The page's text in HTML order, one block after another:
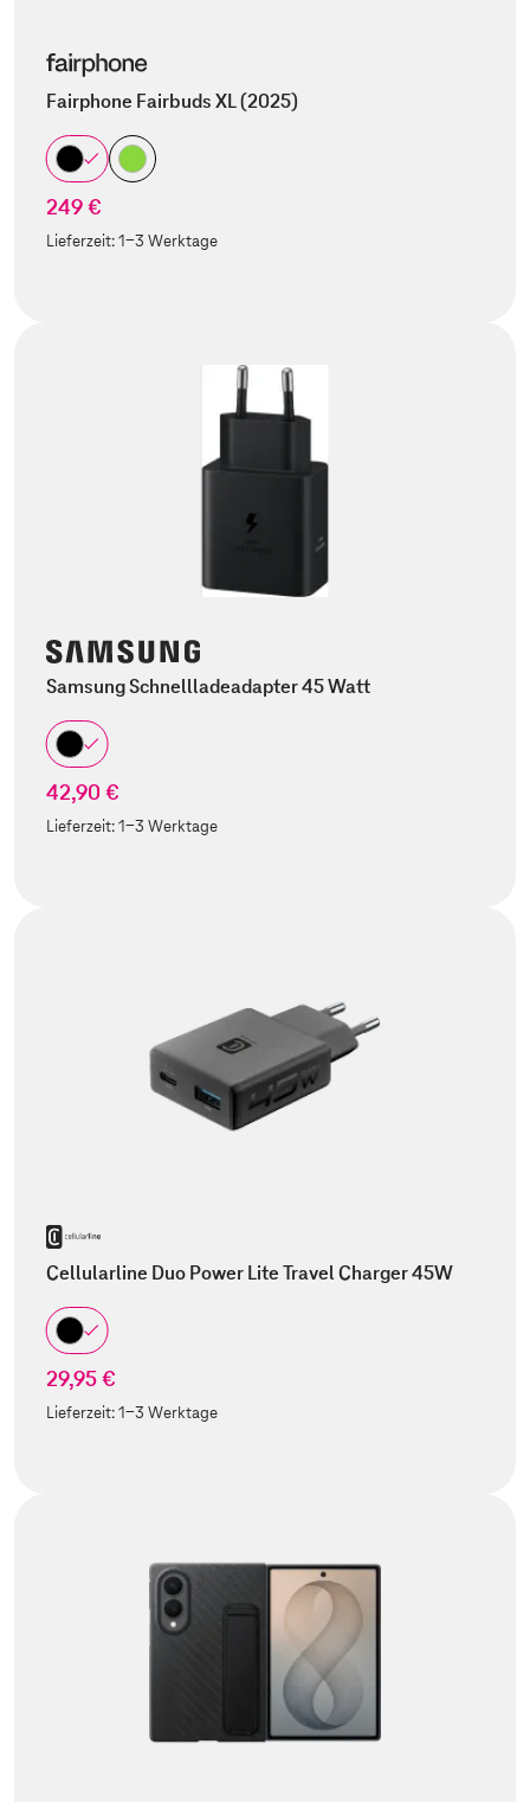
Fairphone Fairbuds XL (2025)
249 €
Lieferzeit:1-3 Werktage
Samsung Schnellladeadapter 45 Watt
42,90 €
Lieferzeit:1-3 Werktage
Cellularline Duo Power Lite Travel Charger 45W
29,95 €
Lieferzeit:1-3 Werktage